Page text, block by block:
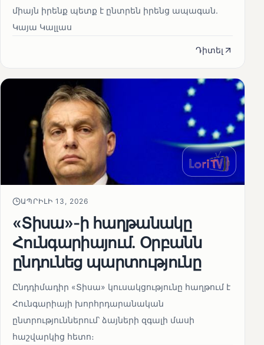
միայն իրենք պետք է ընտրեն իրենց ապագան.
Կայա Կալլաս
Դիտել
ԱՊՐԻԼԻ 13, 2026
«Տիսա»-ի հաղթանակը
Հունգարիայում․ Օրբանն
ընդունեց պարտությունը
Ընդդիմադիր «Տիսա» կուսակցությունը հաղթում է
Հունգարիայի խորհրդարանական
ընտրություններում՝ ձայների զգալի մասի
հաշվարկից հետո։